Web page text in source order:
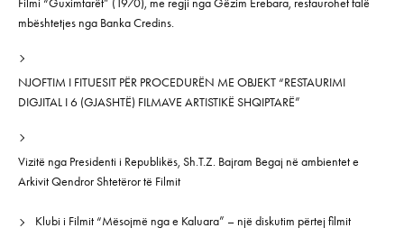
Filmi “Guximtarët” (1970), me regji nga Gëzim Erebara, restaurohet falë
mbështetjes nga Banka Credins.
NJOFTIM I FITUESIT PËR PROCEDURËN ME OBJEKT “RESTAURIMI
DIGJITAL I 6 (GJASHTË) FILMAVE ARTISTIKË SHQIPTARË”
Vizitë nga Presidenti i Republikës, Sh.T.Z. Bajram Begaj në ambientet e
Arkivit Qendror Shtetëror të Filmit
Klubi i Filmit “Mësojmë nga e Kaluara” – një diskutim përtej filmit